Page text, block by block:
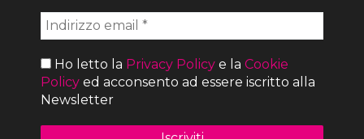
Ho letto la Privacy Policy e la Cookie
Policy ed acconsento ad essere iscritto alla
Newsletter